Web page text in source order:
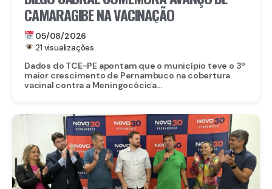
CAMARAGIBE NA VACINAÇÃO
05/08/2026
21 visualizações
Dados do TCE-PE apontam que o município teve o 3º
maior crescimento de Pernambuco na cobertura
vacinal contra a Meningocócica...